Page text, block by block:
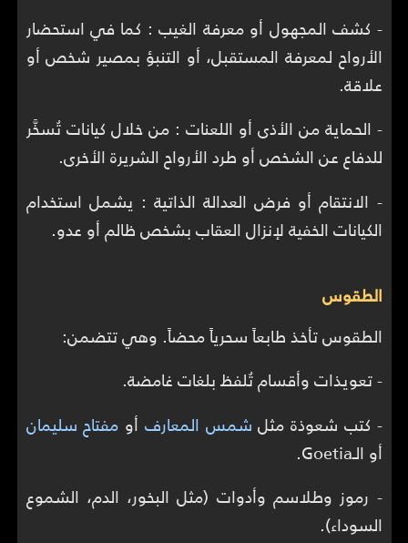
- كشف المجهول أو معرفة الغيب : كما في استحضار
الأرواح لمعرفة المستقبل، أو التنبؤ بمصير شخص أو
علاقة.
- الحماية من الأذى أو اللعنات : من خلال كيانات تُسخَّر
للدفاع عن الشخص أو طرد الأرواح الشريرة الأخرى.
- الانتقام أو فرض العدالة الذاتية : يشمل استخدام
الكيانات الخفية لإنزال العقاب بشخص ظالم أو عدو.
الطقوس
الطقوس تأخذ طابعاً سحرياً محضاً. وهي تتضمن:
- تعويذات وأقسام تُلفظ بلغات غامضة.
- كتب شعوذة مثلشمس المعارف أو مفتاح سليمان
أو الـGoetia.
- رموز وطلاسم وأدوات (مثل البخور، الدم، الشموع
السوداء).